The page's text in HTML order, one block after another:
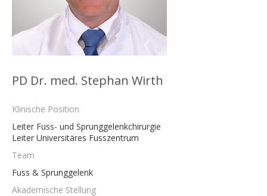
PD Dr. med. Stephan Wirth
Klinische Position
Leiter Fuss- und Sprunggelenkchirurgie
Leiter Universitäres Fusszentrum
Team
Fuss & Sprunggelenk
Akademische Stellung